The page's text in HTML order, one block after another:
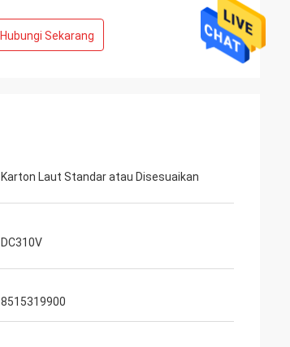
Hubungi Sekarang
Karton Laut Standar atau Disesuaikan
DC310V
8515319900